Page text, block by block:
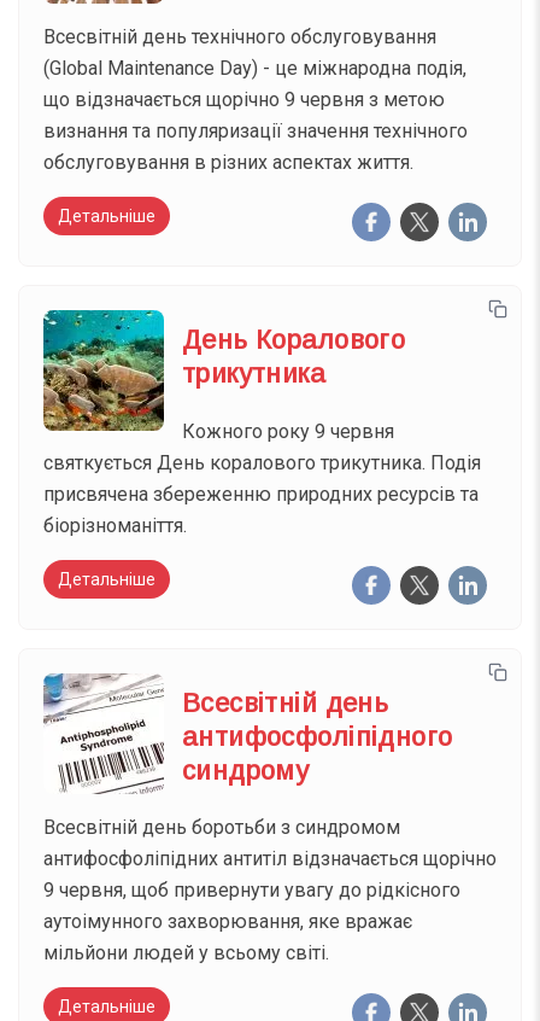
Всесвітній день технічного обслуговування
(Global Maintenance Day) - це міжнародна подія,
що відзначається щорічно 9 червня з метою
визнання та популяризації значення технічного
обслуговування в різних аспектах життя.
Детальніше
День Коралового
трикутника
Кожного року 9 червня
святкується День коралового трикутника. Подія
присвячена збереженню природних ресурсів та
біорізноманіття.
Детальніше
Всесвітній день
антифосфоліпідного
синдрому
Всесвітній день боротьби з синдромом
антифосфоліпідних антитіл відзначається щорічно
9 червня, щоб привернути увагу до рідкісного
аутоімунного захворювання, яке вражає
мільйони людей у всьому світі.
Детальніше